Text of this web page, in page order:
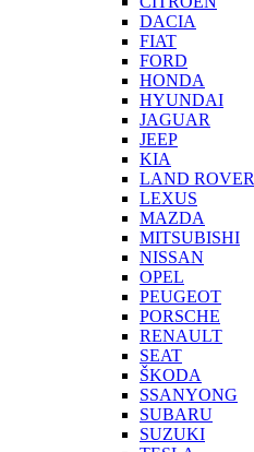
DACIA
FIAT
FORD
HONDA
HYUNDAI
JAGUAR
JEEP
KIA
LAND ROVER
LEXUS
MAZDA
MITSUBISHI
NISSAN
OPEL
PEUGEOT
PORSCHE
RENAULT
SEAT
ŠKODA
SSANYONG
SUBARU
SUZUKI